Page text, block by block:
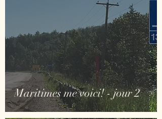
Maritimes me voici! - jour 2